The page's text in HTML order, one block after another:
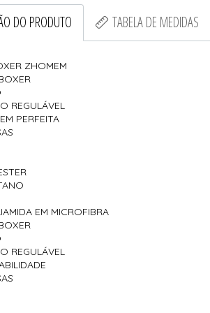
DO PRODUTO TABELA DE MEDIDAS
ZHOMEM
REGULÁVEL
PERFEITA
EM MICROFIBRA
REGULÁVEL